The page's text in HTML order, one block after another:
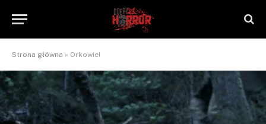
Strona główna » Orkowie!